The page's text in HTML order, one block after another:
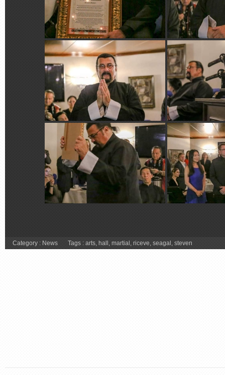
Category : News Tags : arts, hall , martial , riceve, seagal , steven